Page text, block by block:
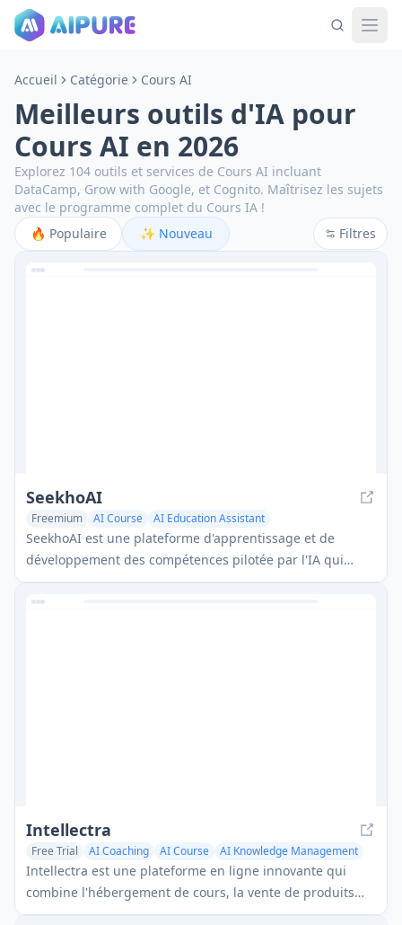
Accueil Catégorie Cours AI
Meilleurs outils d'IA pour
Cours AI en 2026
Explorez 104 outils et services de Cours AI incluant
DataCamp, Grow with Google, et Cognito. Maîtrisez les sujets
avec le programme complet du Cours IA !
🔥 Populaire ✨ Nouveau Filtres
SeekhoAI
Freemium AI Course AI Education Assistant
SeekhoAI est une plateforme d'apprentissage et de
développement des compétences pilotée par l'IA qui
transforme le contenu textuel en podcasts dans plusieurs
langues tout en personnalisant l'expérience
Intellectra
Free Trial AI Coaching AI Course AI Knowledge Management
Intellectra est une plateforme en ligne innovante qui
combine l'hébergement de cours, la vente de produits
numériques et l'engagement communautaire avec des